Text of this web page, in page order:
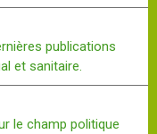
publications
et sanitaire.
le champ politique